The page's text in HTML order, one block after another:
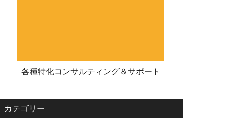
各種特化コンサルティング＆サポート
カテゴリー